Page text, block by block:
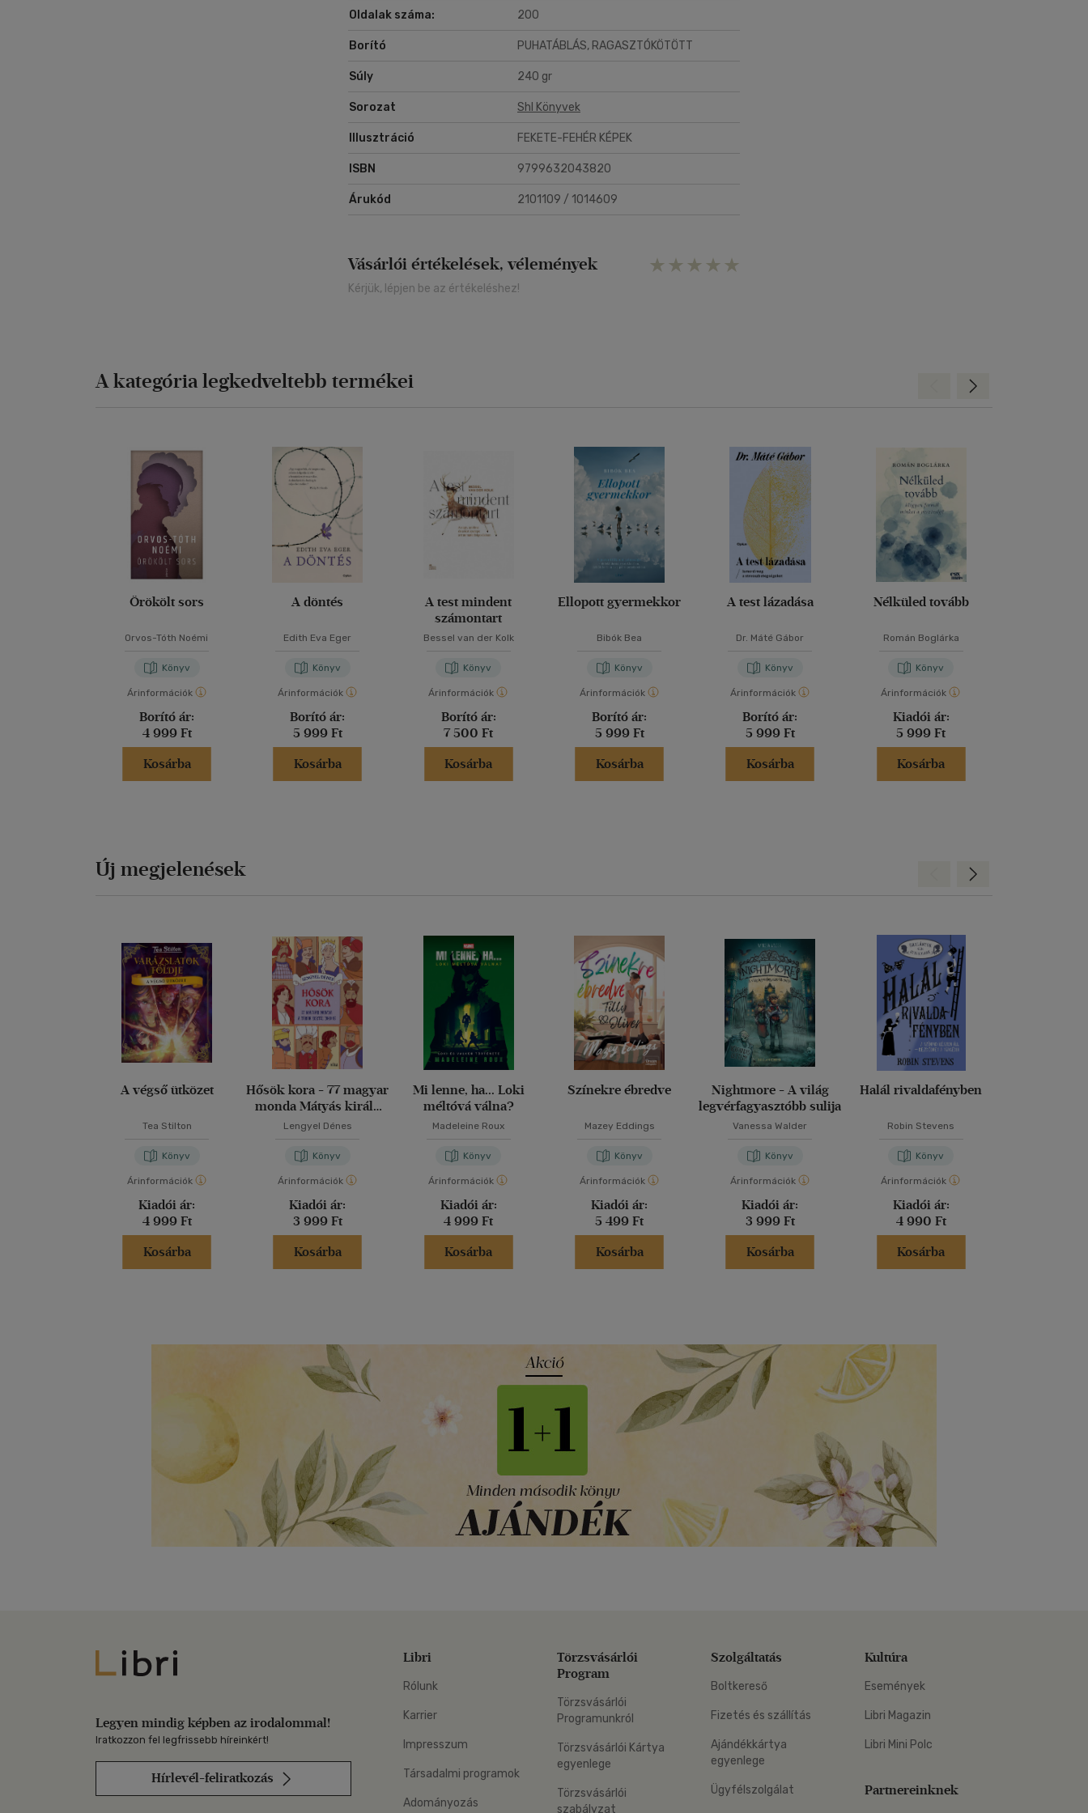
Oldalak száma: 200
Borító PUHATÁBLÁS, RAGASZTÓKÖTÖTT
Súly 240 gr
Sorozat Shl Könyvek
Illusztráció FEKETE-FEHÉR KÉPEK
ISBN 9799632043820
Árukód 2101109 / 1014609
Vásárlói értékelések, vélemények
Kérjük, lépjen be az értékeléshez!
A kategória legkedveltebb termékei
Örökölt sors
Orvos-Tóth Noémi
Könyv
Árinformációk
Borító ár:
4 999 Ft
Kosárba
A döntés
Edith Eva Eger
Könyv
Árinformációk
Borító ár:
5 999 Ft
Kosárba
A test mindent
számontart
Bessel van der Kolk
Könyv
Árinformációk
Borító ár:
7 500 Ft
Kosárba
Ellopott gyermekkor
Bibók Bea
Könyv
Árinformációk
Borító ár:
5 999 Ft
Kosárba
A test lázadása
Dr. Máté Gábor
Könyv
Árinformációk
Borító ár:
5 999 Ft
Kosárba
Nélküled tovább
Román Boglárka
Könyv
Árinformációk
Kiadói ár:
5 999 Ft
Kosárba
Előre
Új megjelenések
A végső ütközet
Tea Stilton
Könyv
Árinformációk
Kiadói ár:
4 999 Ft
Kosárba
Hősök kora - 77 magyar
monda Mátyás király
korától 1848-ig
Lengyel Dénes
Könyv
Árinformációk
Kiadói ár:
3 999 Ft
Kosárba
Mi lenne, ha... Loki
méltóvá válna?
Madeleine Roux
Könyv
Árinformációk
Kiadói ár:
4 999 Ft
Kosárba
Színekre ébredve
Mazey Eddings
Könyv
Árinformációk
Kiadói ár:
5 499 Ft
Kosárba
Nightmore - A világ
legvérfagyasztóbb sulija
Vanessa Walder
Könyv
Árinformációk
Kiadói ár:
3 999 Ft
Kosárba
Halál rivaldafényben
Robin Stevens
Könyv
Árinformációk
Kiadói ár:
4 990 Ft
Kosárba
Előre
Libri
Legyen mindig képben az irodalommal!
Iratkozzon fel legfrissebb híreinkért!
Hírlevél-feliratkozás
Libri
Rólunk
Karrier
Impresszum
Társadalmi programok
Adományozás
Törzsvásárlói
Program
Törzsvásárlói
Programunkról
Törzsvásárlói Kártya
egyenlege
Törzsvásárlói
szabályzat
Szolgáltatás
Boltkereső
Fizetés és szállítás
Ajándékkártya
egyenlege
Ügyfélszolgálat
Kultúra
Események
Libri Magazin
Libri Mini Polc
Partnereinknek